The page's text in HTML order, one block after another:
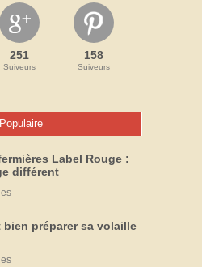
251
Suiveurs
158
Suiveurs
Populaire
Label Rouge :
différent
bien préparer sa volaille